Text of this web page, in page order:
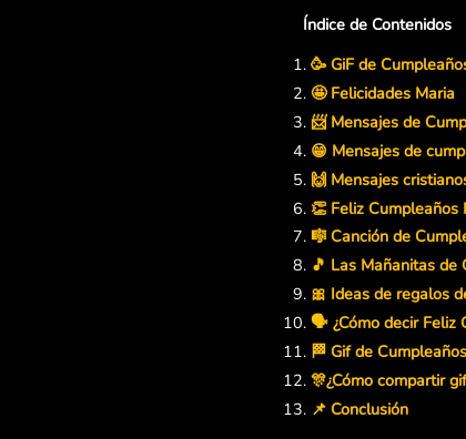
Índice de Contenidos
🥳 GiF de
🤩 Felicidades Maria
📨 Mensajes de
😁 Mensajes de
🙌 Mensajes
👏 Feliz
🎼 Canción de
🎵 Las Mañanitas de
🎀 Ideas de regalos
🗣️ ¿Cómo decir Feliz
🏁 Gif de
🎊¿Cómo compartir
📌 Conclusión